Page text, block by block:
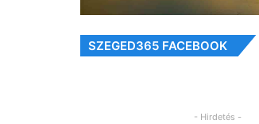
SZEGED365 FACEBOOK
- Hirdetés -